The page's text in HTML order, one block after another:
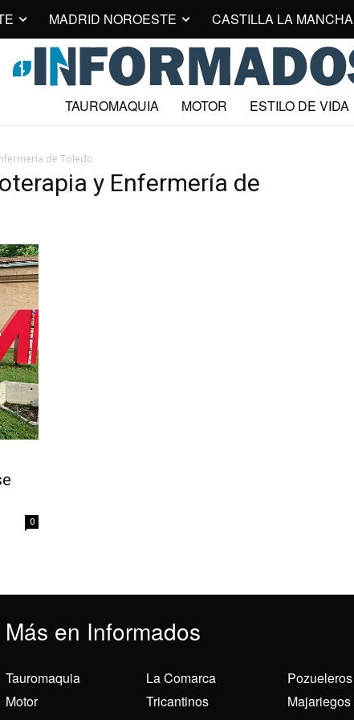
MADRID NOROESTE CASTILLA LA MANCHA
TAUROMAQUIA MOTOR ESTILO DE VIDA
de Toledo
y Enfermería de
0
Más en Informados
Tauromaquia
Motor
La Comarca
Tricantinos
Pozueleros
Majariegos